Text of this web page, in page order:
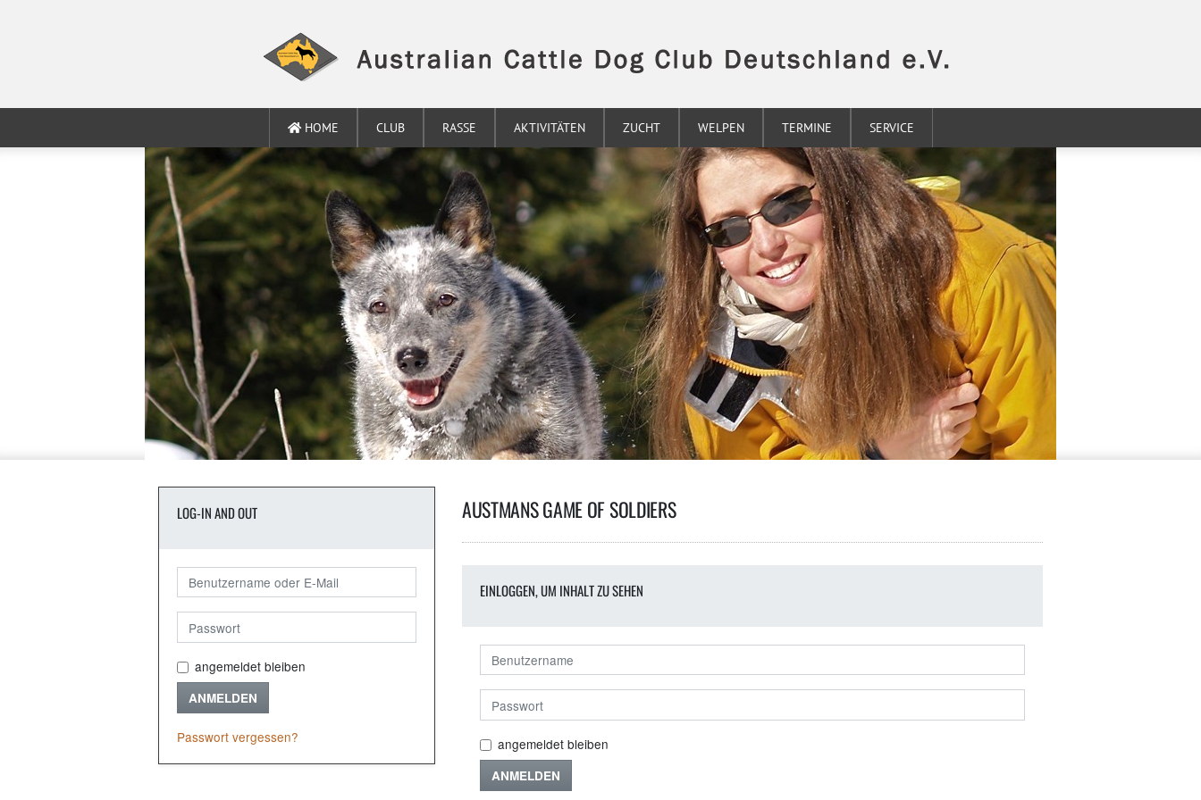
HOME CLUB RASSE AKTIVITÄTEN ZUCHT WELPEN TERMINE SERVICE
LOG-IN AND OUT
angemeldet bleiben
ANMELDEN
Passwort vergessen?
AUSTMANS GAME OF SOLDIERS
EINLOGGEN, UM INHALT ZU SEHEN
angemeldet bleiben
ANMELDEN